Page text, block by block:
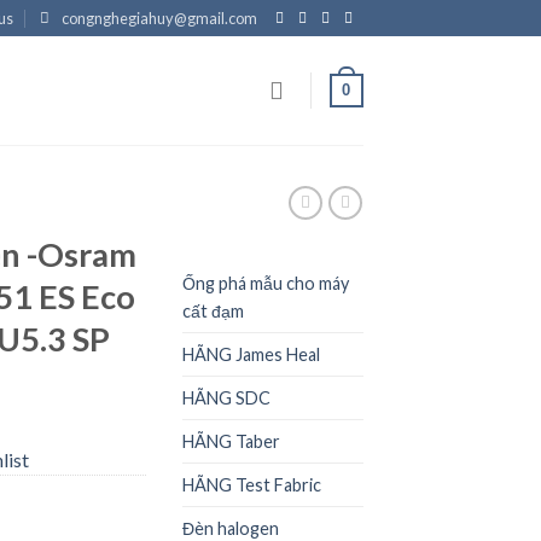
congnghegiahuy@gmail.com
0
-Osram
ES Eco
SP
Ống phá mẫu cho máy
cất đạm
HÃNG James Heal
HÃNG SDC
HÃNG Taber
HÃNG Test Fabric
Đèn halogen